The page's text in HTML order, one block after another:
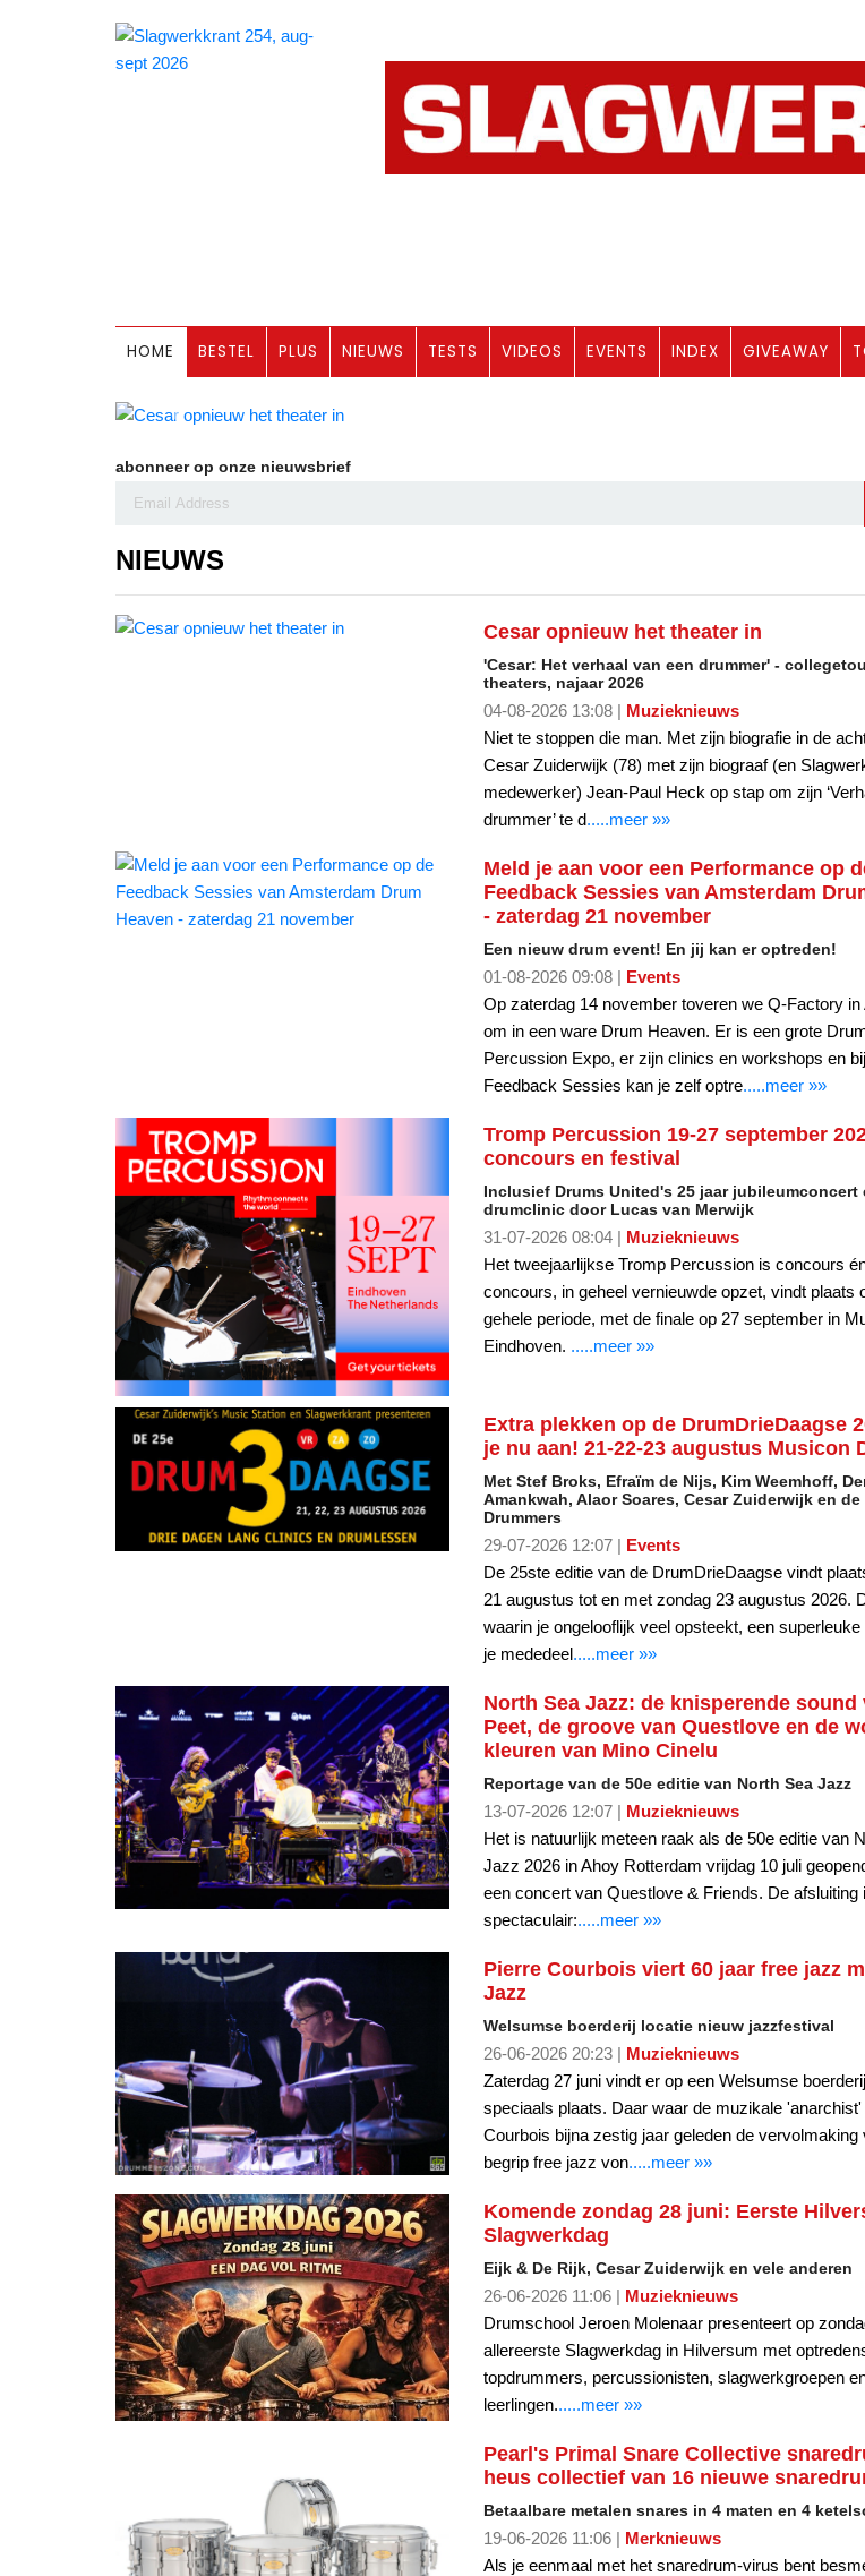
HOME BESTEL PLUS NIEUWS TESTS VIDEOS EVENTS INDEX GIVEAWAY
Amsterdam Drum Heaven - zaterdag 21 november
Previous
abonneer op onze nieuwsbrief
NIEUWS
Cesar opnieuw het theater in
'Cesar: Het verhaal van een drummer' -
theaters, najaar 2026
04-08-2026 13:08 | Muzieknieuws
Niet te stoppen die man. Met zijn biografie in de
Cesar Zuiderwijk (78) met zijn biograaf (en
medewerker) Jean-Paul Heck op stap om zijn
drummer’ te d.....meer »»
Meld je aan voor een Performance op
Feedback Sessies van Amsterdam
- zaterdag 21 november
Een nieuw drum event! En jij kan er optreden!
01-08-2026 09:08 | Events
Op zaterdag 14 november toveren we Q-Factory in
om in een ware Drum Heaven. Er is een grote
Percussion Expo, er zijn clinics en workshops en
Feedback Sessies kan je zelf optre.....meer »»
Tromp Percussion 19-27 september
concours en festival
Inclusief Drums United's 25 jaar jubileumconcert
drumclinic door Lucas van Merwijk
31-07-2026 08:04 | Muzieknieuws
Het tweejaarlijkse Tromp Percussion is concours
concours, in geheel vernieuwde opzet, vindt plaats
gehele periode, met de finale op 27 september in
Eindhoven. .....meer »»
Extra plekken op de DrumDrieDaagse
je nu aan! 21-22-23 augustus Musicon
Met Stef Broks, Efraïm de Nijs, Kim Weemhoff,
Amankwah, Alaor Soares, Cesar Zuiderwijk en
Drummers
29-07-2026 12:07 | Events
De 25ste editie van de DrumDrieDaagse vindt
21 augustus tot en met zondag 23 augustus 2026.
waarin je ongelooflijk veel opsteekt, een
je mededeel.....meer »»
North Sea Jazz: de knisperende sound
Peet, de groove van Questlove en de
kleuren van Mino Cinelu
Reportage van de 50e editie van North Sea Jazz
13-07-2026 12:07 | Muzieknieuws
Het is natuurlijk meteen raak als de 50e editie van
Jazz 2026 in Ahoy Rotterdam vrijdag 10 juli
een concert van Questlove & Friends. De afsluiting
spectaculair:.....meer »»
Pierre Courbois viert 60 jaar free jazz
Jazz
Welsumse boerderij locatie nieuw jazzfestival
26-06-2026 20:23 | Muzieknieuws
Zaterdag 27 juni vindt er op een Welsumse
speciaals plaats. Daar waar de muzikale
Courbois bijna zestig jaar geleden de vervolmaking
begrip free jazz von.....meer »»
Komende zondag 28 juni: Eerste
Slagwerkdag
Eijk & De Rijk, Cesar Zuiderwijk en vele anderen
26-06-2026 11:06 | Muzieknieuws
Drumschool Jeroen Molenaar presenteert op
allereerste Slagwerkdag in Hilversum met
topdrummers, percussionisten, slagwerkgroepen
leerlingen......meer »»
Pearl's Primal Snare Collective
heus collectief van 16 nieuwe
Betaalbare metalen snares in 4 maten en 4
19-06-2026 11:06 | Merknieuws
Als je eenmaal met het snaredrum-virus bent